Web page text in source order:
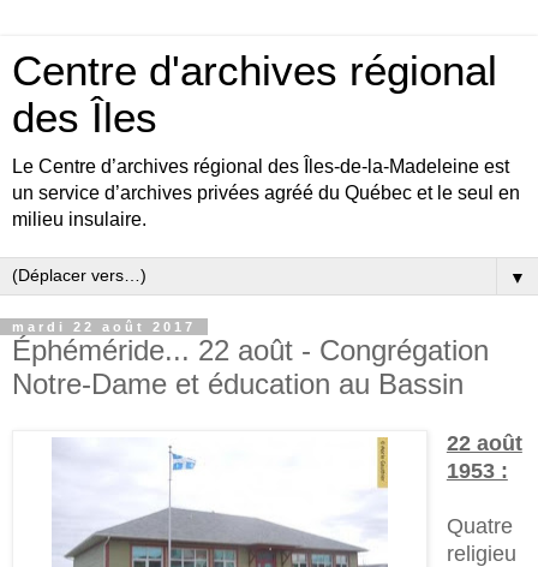
Centre d'archives régional
des Îles
Le Centre d’archives régional des Îles-de-la-Madeleine est
un service d’archives privées agréé du Québec et le seul en
milieu insulaire.
▼
mardi 22 août 2017
Éphéméride... 22 août - Congrégation
Notre-Dame et éducation au Bassin
22 août
1953 :
Quatre
religieu